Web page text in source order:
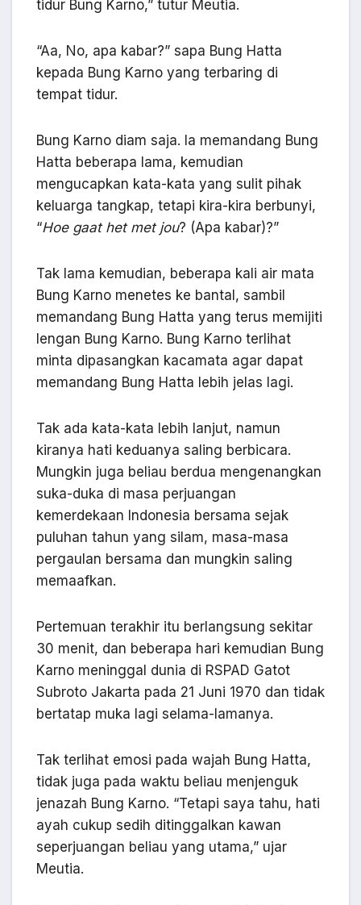
tidur Bung Karno,” tutur Meutia.
“Aa, No, apa kabar?” sapa Bung Hatta
kepada Bung Karno yang terbaring di
tempat tidur.
Bung Karno diam saja. Ia memandang Bung
Hatta beberapa lama, kemudian
mengucapkan kata-kata yang sulit pihak
keluarga tangkap, tetapi kira-kira berbunyi,
“Hoe gaat het met jou? (Apa kabar)?”
Tak lama kemudian, beberapa kali air mata
Bung Karno menetes ke bantal, sambil
memandang Bung Hatta yang terus memijiti
lengan Bung Karno. Bung Karno terlihat
minta dipasangkan kacamata agar dapat
memandang Bung Hatta lebih jelas lagi.
Tak ada kata-kata lebih lanjut, namun
kiranya hati keduanya saling berbicara.
Mungkin juga beliau berdua mengenangkan
suka-duka di masa perjuangan
kemerdekaan Indonesia bersama sejak
puluhan tahun yang silam, masa-masa
pergaulan bersama dan mungkin saling
memaafkan.
Pertemuan terakhir itu berlangsung sekitar
30 menit, dan beberapa hari kemudian Bung
Karno meninggal dunia di RSPAD Gatot
Subroto Jakarta pada 21 Juni 1970 dan tidak
bertatap muka lagi selama-lamanya.
Tak terlihat emosi pada wajah Bung Hatta,
tidak juga pada waktu beliau menjenguk
jenazah Bung Karno. “Tetapi saya tahu, hati
ayah cukup sedih ditinggalkan kawan
seperjuangan beliau yang utama,” ujar
Meutia.